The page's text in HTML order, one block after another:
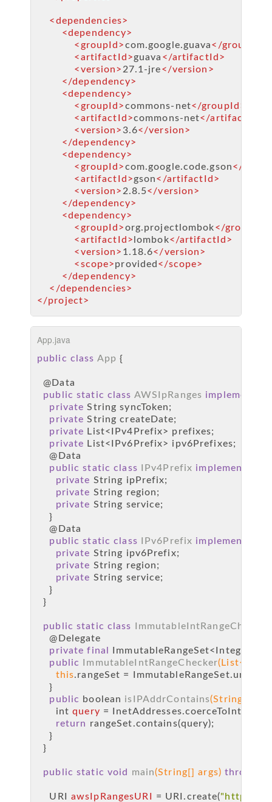
<dependencies>
<dependency>
< groupId >com.google.guava</groupId
<artifactId >guava </artifactId >
<version> 27.1-jre</version >
</dependency>
<dependency>
< groupId >commons-net</groupId >
<artifactId >commons-net</artifactId
<version>3.6</version>
</dependency>
<dependency>
< groupId >com.google.code.gson</
<artifactId >gson</artifactId >
<version> 2.8.5</version>
</dependency>
<dependency>
< groupId >org.projectlombok</groupId
<artifactId > lombok</artifactId >
<version> 1.18.6</version>
<scope>provided </scope>
</dependency>
</dependencies>
</project>
App.java
public class App {
@Data
public static class AWSIpRanges implements
private String syncToken;
private String createDate;
private List<IPv4Prefix> prefixes;
private List<IPv6Prefix> ipv6Prefixes;
@Data
public static class IPv4Prefix implements
private String ipPrefix;
private String region;
private String service;
    }
@Data
public static class IPv6Prefix implements
private String ipv6Prefix;
private String region;
private String service;
    }
  }
public static class ImmutableIntRangeChecker
@Delegate
private final ImmutableRangeSet<Integer>
public ImmutableIntRangeChecker
this.rangeSet =
    }
public boolean isIPAddrContains(String
int query =
return rangeSet.contains(query);
    }
  }
public static void main(String[] args) throws
URI awsIpRangesURI = URI.create("https://